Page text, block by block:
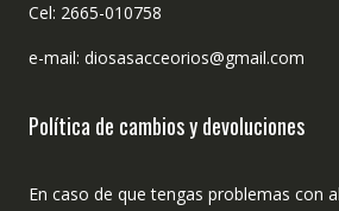
Cel: 2665-010758
e-mail: diosasacceorios@gmail.com
Política de cambios y devoluciones
En caso de que tengas problemas con